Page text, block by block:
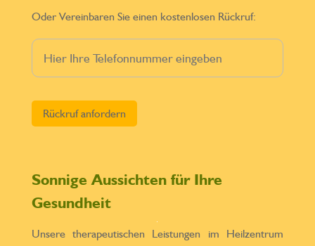
Oder Vereinbaren Sie einen kostenlosen Rückruf:
Sonnige Aussichten für Ihre
Gesundheit
Unsere therapeutischen Leistungen im Heilzentrum